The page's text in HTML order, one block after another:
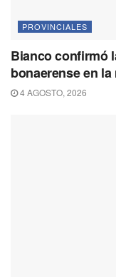
PROVINCIALES
Bianco confirmó
bonaerense en
4 AGOSTO, 2026